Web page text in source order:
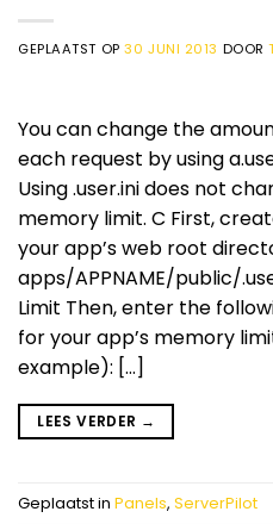
GEPLAATST OP30 JUNI 2013 DOOR
You can change the
each request by using
Using .user.ini does not
memory limit. C First,
your app’s web root
apps/APPNAME/public/
Limit Then, enter the
for your app’s memory
example): […]
LEES VERDER →
Geplaatst in Panels, ServerPilot